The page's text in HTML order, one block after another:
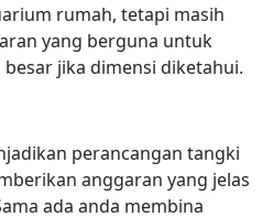
rumah, tetapi masih
yang berguna untuk
jika dimensi diketahui.
perancangan tangki
anggaran yang jelas
ada anda membina